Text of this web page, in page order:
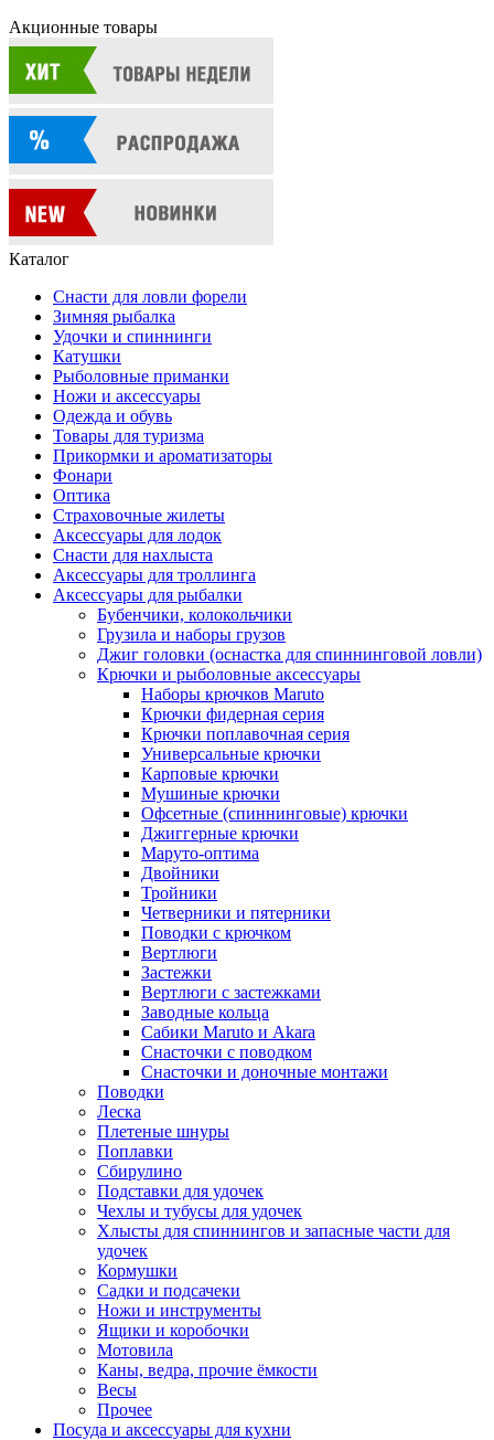
Акционные товары
Каталог
Снасти для ловли форели
Зимняя рыбалка
Удочки и спиннинги
Катушки
Рыболовные приманки
Ножи и аксессуары
Одежда и обувь
Товары для туризма
Прикормки и ароматизаторы
Фонари
Оптика
Страховочные жилеты
Аксессуары для лодок
Снасти для нахлыста
Аксессуары для троллинга
Аксессуары для рыбалки
Бубенчики, колокольчики
Грузила и наборы грузов
Джиг головки (оснастка для спиннинговой ловли)
Крючки и рыболовные аксессуары
Наборы крючков Maruto
Крючки фидерная серия
Крючки поплавочная серия
Универсальные крючки
Карповые крючки
Мушиные крючки
Офсетные (спиннинговые) крючки
Джиггерные крючки
Маруто-оптима
Двойники
Тройники
Четверники и пятерники
Поводки с крючком
Вертлюги
Застежки
Вертлюги с застежками
Заводные кольца
Сабики Maruto и Akara
Снасточки с поводком
Снасточки и доночные монтажи
Поводки
Леска
Плетеные шнуры
Поплавки
Сбирулино
Подставки для удочек
Чехлы и тубусы для удочек
Хлысты для спиннингов и запасные части для
удочек
Кормушки
Садки и подсачеки
Ножи и инструменты
Ящики и коробочки
Мотовила
Каны, ведра, прочие ёмкости
Весы
Прочее
Посуда и аксессуары для кухни